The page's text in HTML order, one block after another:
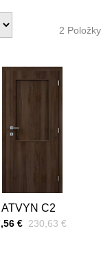
2 Položky
C2
€ Pred zľavou:
230,63 €